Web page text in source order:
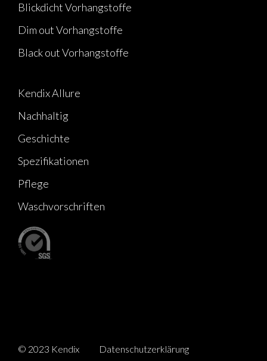
Blickdicht Vorhangstoffe
Dim out Vorhangstoffe
Black out Vorhangstoffe
Kendix Allure
Nachhaltig
Geschichte
Spezifikationen
Pflege
Waschvorschriften
© 2023 Kendix Datenschutzerklärung